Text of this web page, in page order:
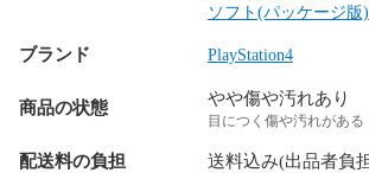
ソフト(パッケージ版)
ブランド PlayStation4
商品の状態 やや傷や汚れあり
目につく傷や汚れがある
配送料の負担 送料込み(出品者負